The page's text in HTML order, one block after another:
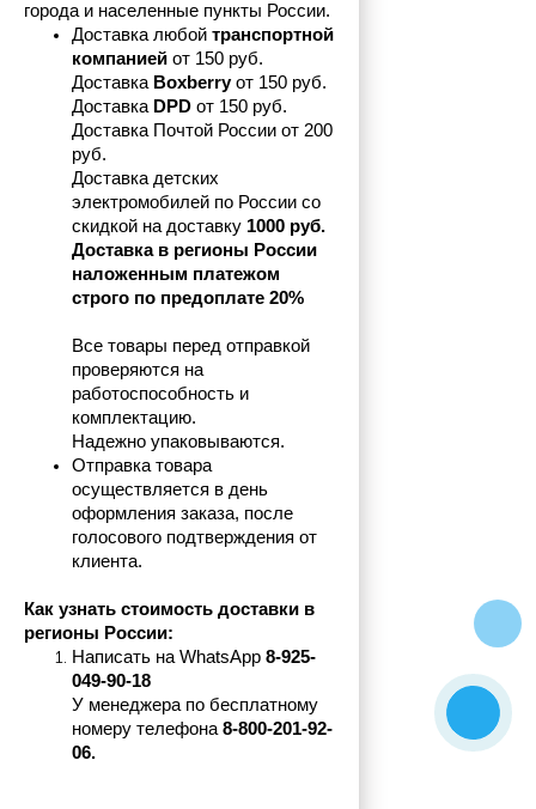
города и населенные пункты России.
Доставка любой транспортной
компанией от 150 руб.
Доставка Boxberry от 150 руб.
Доставка DPD от 150 руб.
Доставка Почтой России от 200
руб.
Доставка детских
электромобилей по России со
скидкой на доставку 1000 руб.
Доставка в регионы России
наложенным платежом
строго по предоплате 20%
Все товары перед отправкой
проверяются на
работоспособность и
комплектацию.
Надежно упаковываются.
Отправка товара
осуществляется в день
оформления заказа, после
голосового подтверждения от
клиента.
Как узнать стоимость доставки в
регионы России:
Написать на WhatsApp 8-925-
049-90-18
У менеджера по бесплатному
номеру телефона 8-800-201-92-
06.